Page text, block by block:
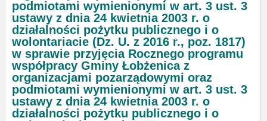
podmiotami wymienionymi w art. 3 ust. 3
ustawy z dnia 24 kwietnia 2003 r. o
działalności pożytku publicznego i o
wolontariacie (Dz. U. z 2016 r., poz. 1817)
w sprawie przyjęcia Rocznego programu
współpracy Gminy Łobżenica z
organizacjami pozarządowymi oraz
podmiotami wymienionymi w art. 3 ust. 3
ustawy z dnia 24 kwietnia 2003 r. o
działalności pożytku publicznego i o